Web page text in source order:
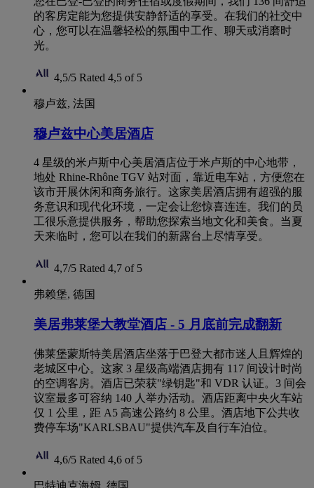
的客房定能为您提供安静舒适的享受。在我们的社交中
心，您可以在温馨轻松的氛围中工作、聊天或消磨时
光。
4,5/5 Rated 4,5 of 5
穆卢兹, 法国
穆卢兹中心美居酒店
4 星级的米卢斯中心美居酒店位于米卢斯的中心地带，
地处 Rhine-Rhône TGV 站对面，靠近电车站，方便您在
该市开展休闲和商务旅行。这家美居酒店拥有超强的服
务意识和现代化环境，一定会让您惊喜连连。我们的员
工很乐意提供服务，帮助您探索当地文化和美食。当夏
天来临时，您可以在我们的新露台上尽情享受。
4,7/5 Rated 4,7 of 5
弗赖堡, 德国
美居弗莱堡大教堂酒店 - 5 月底前完成翻新
佛莱堡蒙斯特美居酒店坐落于巴登大都市迷人且辉煌的
老城区中心。这家 3 星级高端酒店拥有 117 间设计时尚
的空调客房。酒店已荣获"绿钥匙"和 VDR 认证。3 间会
议室最多可容纳 140 人举办活动。酒店距离中央火车站
仅 1 公里，距 A5 高速公路约 8 公里。酒店地下公共收
费停车场"KARLSBAU"提供汽车及自行车泊位。
4,6/5 Rated 4,6 of 5
巴特迪克海姆, 德国